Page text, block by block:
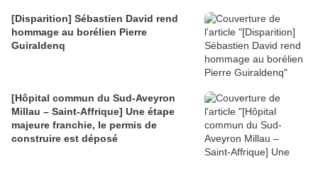
[Disparition] Sébastien David rend
hommage au borélien Pierre
Guiraldenq
[Hôpital commun du Sud-Aveyron
Millau – Saint-Affrique] Une étape
majeure franchie, le permis de
construire est déposé